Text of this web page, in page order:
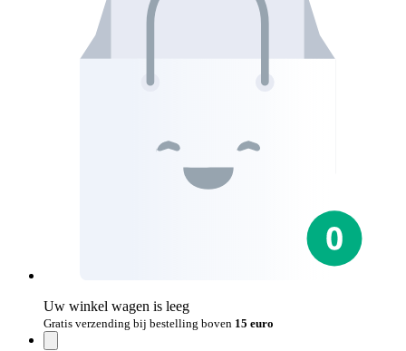
Uw winkel wagen is leeg
Gratis verzending bij bestelling boven 15 euro